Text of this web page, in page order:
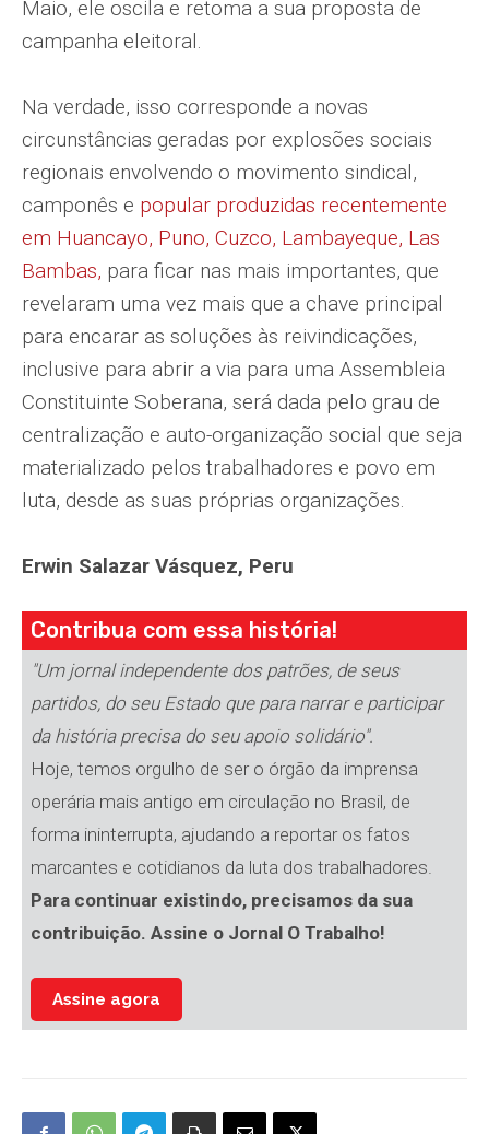
Maio, ele oscila e retoma a sua proposta de
campanha eleitoral.
Na verdade, isso corresponde a novas
circunstâncias geradas por explosões sociais
regionais envolvendo o movimento sindical,
camponês e popular produzidas recentemente
em Huancayo, Puno, Cuzco, Lambayeque, Las
Bambas, para ficar nas mais importantes, que
revelaram uma vez mais que a chave principal
para encarar as soluções às reivindicações,
inclusive para abrir a via para uma Assembleia
Constituinte Soberana, será dada pelo grau de
centralização e auto-organização social que seja
materializado pelos trabalhadores e povo em
luta, desde as suas próprias organizações.
Erwin Salazar Vásquez, Peru
Contribua com essa história!
"Um jornal independente dos patrões, de seus
partidos, do seu Estado que para narrar e participar
da história precisa do seu apoio solidário".
Hoje, temos orgulho de ser o órgão da imprensa
operária mais antigo em circulação no Brasil, de
forma ininterrupta, ajudando a reportar os fatos
marcantes e cotidianos da luta dos trabalhadores.
Para continuar existindo, precisamos da sua
contribuição. Assine o Jornal O Trabalho!
Assine agora